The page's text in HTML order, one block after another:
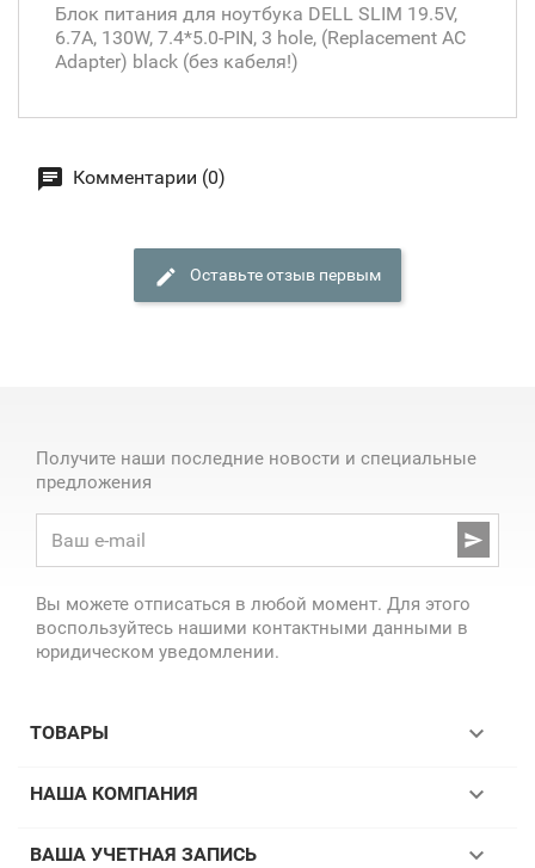
Блок питания для ноутбука DELL SLIM 19.5V,
6.7A, 130W, 7.4*5.0-PIN, 3 hole, (Replacement AC
Adapter) black (без кабеля!)
Комментарии (0)
Оставьте отзыв первым
Получите наши последние новости и специальные
предложения

Вы можете отписаться в любой момент. Для этого
воспользуйтесь нашими контактными данными в
юридическом уведомлении.
ТОВАРЫ 
НАША КОМПАНИЯ 
ВАША УЧЕТНАЯ ЗАПИСЬ 